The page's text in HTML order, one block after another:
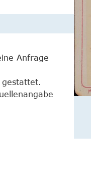
Anfrage
gestattet.